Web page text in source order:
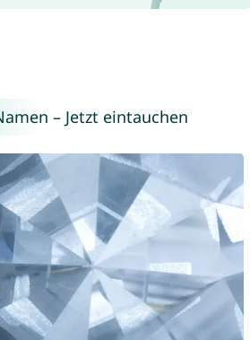
– Jetzt eintauchen